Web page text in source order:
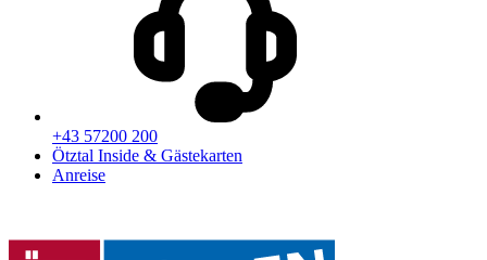
+43 57200 200
Ötztal Inside & Gästekarten
Anreise